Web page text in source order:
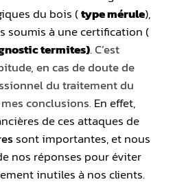
du bois (type mérule),
soumis à une certification (
termites).C’est
en cas de doute de
du traitement du
conclusions. En effet,
de ces attaques de
sont importantes, et nous
nos réponses pour éviter
inutiles à nos clients.